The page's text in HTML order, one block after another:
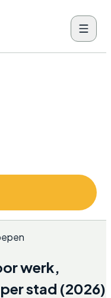
werk,
stad (2026)